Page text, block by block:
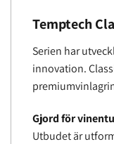
Temptech
Serien har
innovation.
Gjord för
Utbudet är